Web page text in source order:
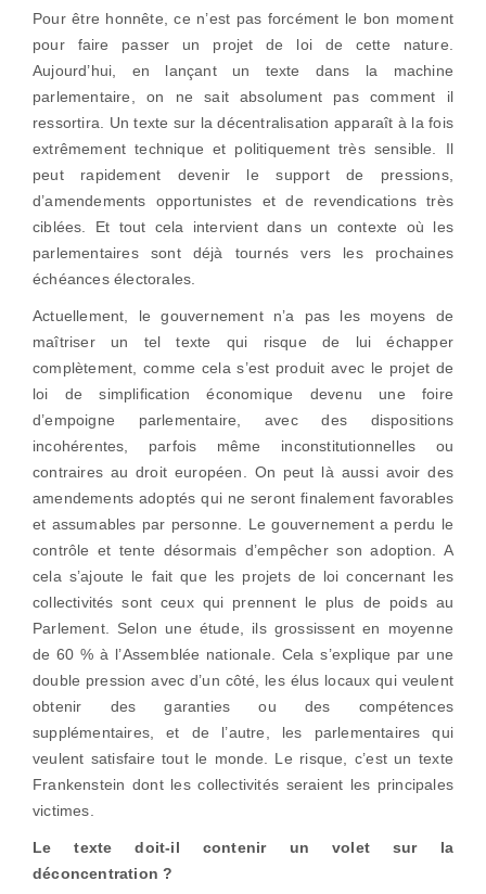
Pour être honnête, ce n’est pas forcément le bon moment
pour faire passer un projet de loi de cette nature.
Aujourd’hui, en lançant un texte dans la machine
parlementaire, on ne sait absolument pas comment il
ressortira. Un texte sur la décentralisation apparaît à la fois
extrêmement technique et politiquement très sensible. Il
peut rapidement devenir le support de pressions,
d’amendements opportunistes et de revendications très
ciblées. Et tout cela intervient dans un contexte où les
parlementaires sont déjà tournés vers les prochaines
échéances électorales.
Actuellement, le gouvernement n’a pas les moyens de
maîtriser un tel texte qui risque de lui échapper
complètement, comme cela s’est produit avec le projet de
loi de simplification économique devenu une foire
d’empoigne parlementaire, avec des dispositions
incohérentes, parfois même inconstitutionnelles ou
contraires au droit européen. On peut là aussi avoir des
amendements adoptés qui ne seront finalement favorables
et assumables par personne. Le gouvernement a perdu le
contrôle et tente désormais d’empêcher son adoption. A
cela s’ajoute le fait que les projets de loi concernant les
collectivités sont ceux qui prennent le plus de poids au
Parlement. Selon une étude, ils grossissent en moyenne
de 60 % à l’Assemblée nationale. Cela s’explique par une
double pression avec d’un côté, les élus locaux qui veulent
obtenir des garanties ou des compétences
supplémentaires, et de l’autre, les parlementaires qui
veulent satisfaire tout le monde. Le risque, c’est un texte
Frankenstein dont les collectivités seraient les principales
victimes.
Le texte doit-il contenir un volet sur la
déconcentration ?